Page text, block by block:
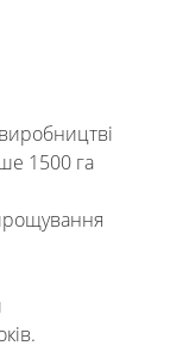
1500 га